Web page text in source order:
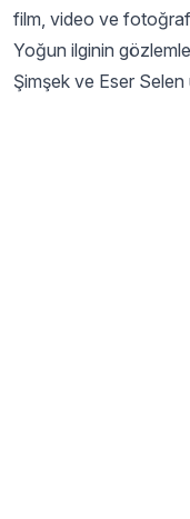
film, video ve fotoğraf
Yoğun ilginin
Şimşek ve Eser Selen